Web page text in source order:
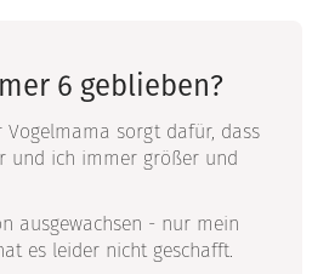
6 geblieben?
Vogelmama sorgt dafür, dass
und ich immer größer und
ausgewachsen - nur mein
es leider nicht geschafft.